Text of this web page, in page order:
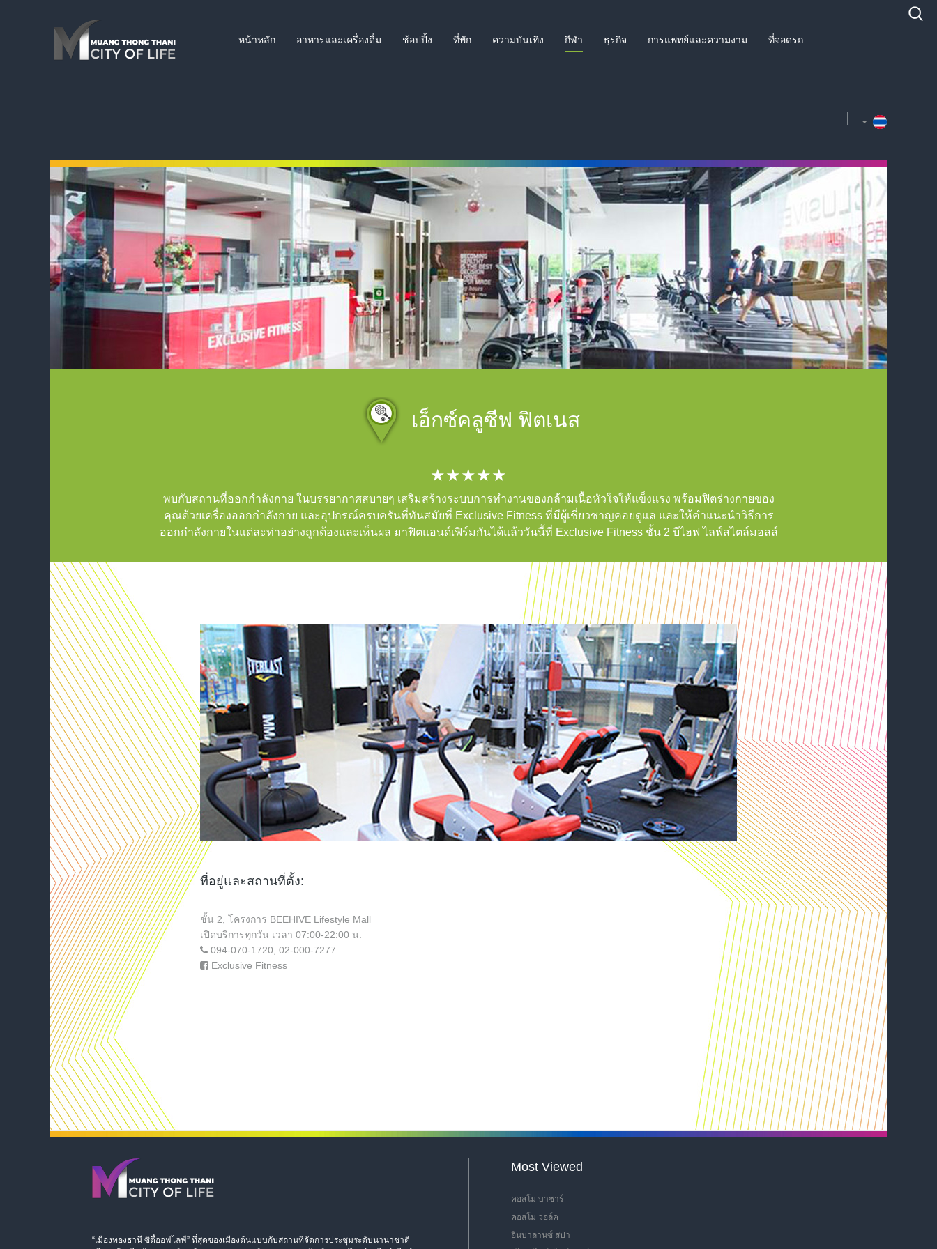
หน้าหลัก อาหารและเครื่องดื่ม ช้อปปิ้ง ที่พัก ความบันเทิง กีฬา ธุรกิจ การแพทย์และความงาม ที่จอดรถ
เอ็กซ์คลูซีฟ ฟิตเนส
★★★★★
พบกับสถานที่ออกกำลังกาย ในบรรยากาศสบายๆ เสริมสร้างระบบการทำงานของกล้ามเนื้อหัวใจให้แข็งแรง พร้อมฟิตร่างกายของ
คุณด้วยเครื่องออกกำลังกาย และอุปกรณ์ครบครันที่ทันสมัยที่ Exclusive Fitness ที่มีผู้เชี่ยวชาญคอยดูแล และให้คำแนะนำวิธีการ
ออกกำลังกายในแต่ละท่าอย่างถูกต้องและเห็นผล มาฟิตแอนด์เฟิร์มกันได้แล้ววันนี้ที่ Exclusive Fitness ชั้น 2 บีไฮฟ ไลฟ์สไตล์มอลล์
ที่อยู่และสถานที่ตั้ง:
ชั้น 2, โครงการ BEEHIVE Lifestyle Mall
เปิดบริการทุกวัน เวลา 07:00-22:00 น.
094-070-1720 02-000-7277
Exclusive Fitness
“เมืองทองธานี ซิตี้ออฟไลฟ์” ที่สุดของเมืองต้นแบบกับสถานที่จัดการประชุมระดับนานาชาติ
Most Viewed
คอสโม บาซาร์
คอสโม วอล์ค
อินบาลานซ์ สปา